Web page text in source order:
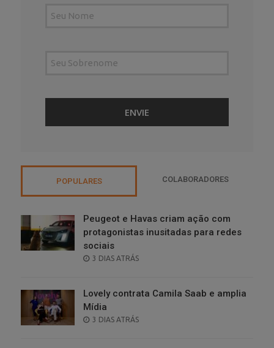
POPULARES COLABORADORES
Peugeot e Havas criam ação com
protagonistas inusitadas para redes
sociais
POSTED
3 DIAS ATRÁS
Lovely contrata Camila Saab e amplia
Mídia
POSTED
3 DIAS ATRÁS